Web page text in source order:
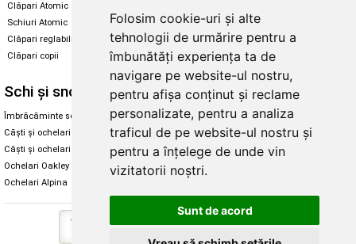
Folosim cookie-uri și alte
tehnologii de urmărire pentru a
îmbunătăți experiența ta de
navigare pe website-ul nostru,
pentru afișa conținut și reclame
personalizate, pentru a analiza
traficul de pe website-ul nostru și
pentru a înțelege de unde vin
vizitatorii noștri.
Sunt de acord
Clăpari Atomic
Schiuri Atomic
Clăpari reglabili
Clăpari copii
Skate & longboard
Santa Cruz
Enuff Skateboards
Schi și snowboard
Îmbrăcăminte schi și snowboard
Căști și ochelari de iarnă
Căști și ochelari Alpina
Ochelari Oakley
Ochelari Alpina
Diverse
Cum aleg rolele
Cum aleg ochelarii
Ochelari de soare Oakley
Ochelari de soare Alpina